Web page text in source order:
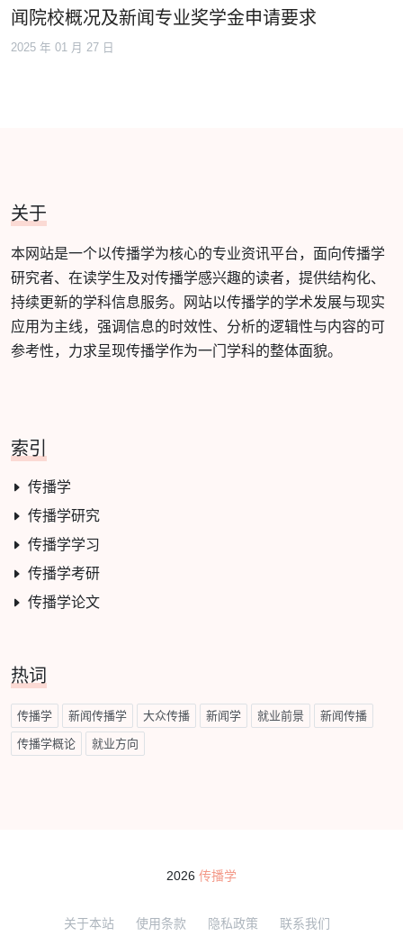
闻院校概况及新闻专业奖学金申请要求
2025 年 01 月 27 日
关于
本网站是一个以传播学为核心的专业资讯平台，面向传播学
研究者、在读学生及对传播学感兴趣的读者，提供结构化、
持续更新的学科信息服务。网站以传播学的学术发展与现实
应用为主线，强调信息的时效性、分析的逻辑性与内容的可
参考性，力求呈现传播学作为一门学科的整体面貌。
索引
传播学
传播学研究
传播学学习
传播学考研
传播学论文
热词
传播学 新闻传播学 大众传播 新闻学 就业前景 新闻传播
传播学概论 就业方向
2026 传播学
关于本站 使用条款 隐私政策 联系我们